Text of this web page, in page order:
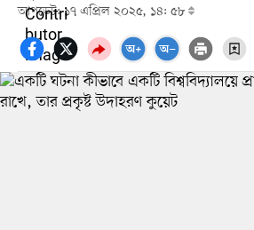
আপডেট: ১৭ এপ্রিল ২০২৫, ১৪: ৫৮